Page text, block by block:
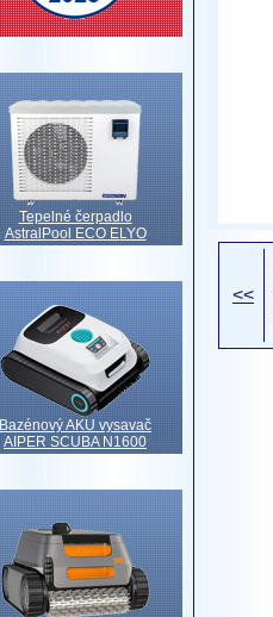
Tepelné čerpadlo
AstralPool ECO ELYO
Bazénový AKU vysavač
AIPER SCUBA N1600
<<